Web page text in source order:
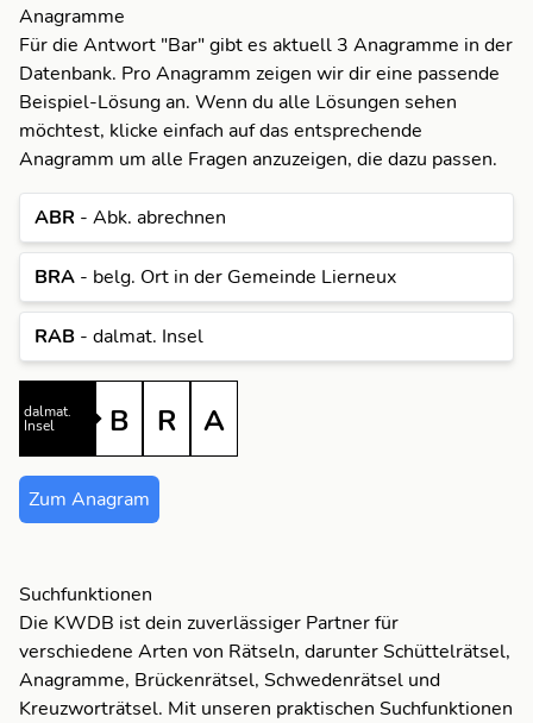
Anagramme
Für die Antwort "Bar" gibt es aktuell 3 Anagramme in der
Datenbank. Pro Anagramm zeigen wir dir eine passende
Beispiel-Lösung an. Wenn du alle Lösungen sehen
möchtest, klicke einfach auf das entsprechende
Anagramm um alle Fragen anzuzeigen, die dazu passen.
ABR - Abk. abrechnen
BRA - belg. Ort in der Gemeinde Lierneux
RAB - dalmat. Insel
dalmat.
Insel
R
A
B
R
R
A
B
R
R
A
B
Zum Anagram
Suchfunktionen
Die KWDB ist dein zuverlässiger Partner für
verschiedene Arten von Rätseln, darunter Schüttelrätsel,
Anagramme, Brückenrätsel, Schwedenrätsel und
Kreuzworträtsel. Mit unseren praktischen Suchfunktionen